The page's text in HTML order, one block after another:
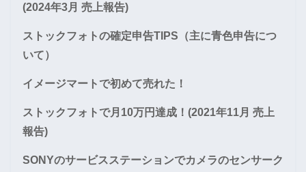
(2024年3月 売上報告)
ストックフォトの確定申告TIPS（主に青色申告につ
いて）
イメージマートで初めて売れた！
ストックフォトで月10万円達成！(2021年11月 売上
報告)
SONYのサービスステーションでカメラのセンサーク